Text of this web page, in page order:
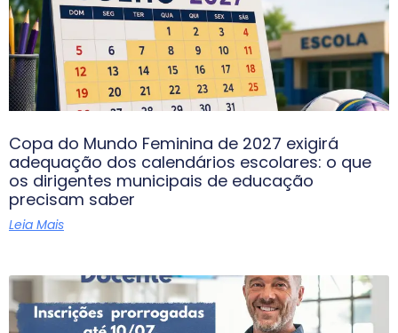
Copa do Mundo Feminina de 2027 exigirá
adequação dos calendários escolares: o que
os dirigentes municipais de educação
precisam saber
Leia Mais